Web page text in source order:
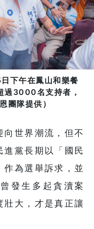
下午在鳳山和樂餐
過3000名支持者，
團隊提供）
世界潮流，但不
黨長期以「國民
為選舉訴求，並
發生多起貪瀆案
大，才是真正讓